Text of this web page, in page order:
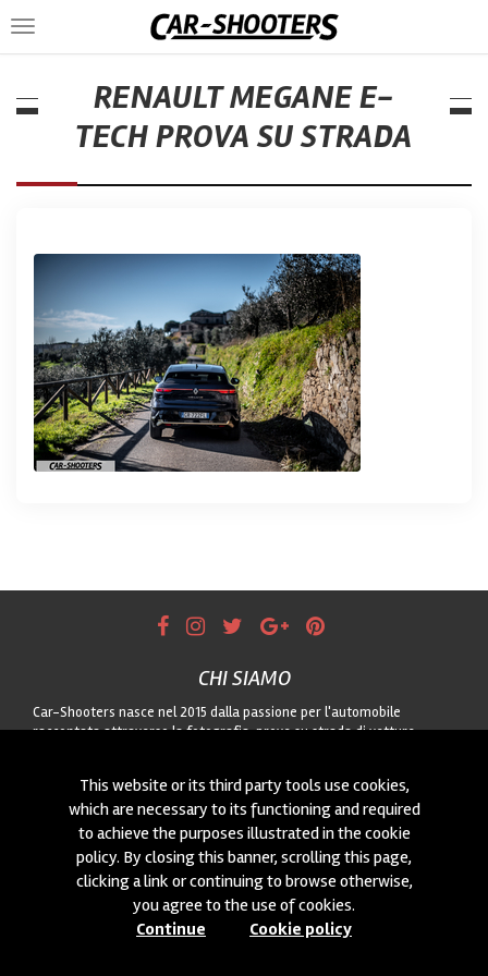
Toggle
navigation
RENAULT MEGANE E-
TECH PROVA SU STRADA
CHI SIAMO
Car-Shooters nasce nel 2015 dalla passione per l'automobile
raccontata attraverso la fotografia: prove su strada di vetture
per proporci auto da fotografare, contattateci attraverso il modulo!
CONTATTACI
Siamo sempre interessati a nuove collaborazioni o a nuove auto da
fotografare! Puoi scrivercicliccando qui!
This website or its third party tools use cookies,
which are necessary to its functioning and required
to achieve the purposes illustrated in the cookie
policy. By closing this banner, scrolling this page,
clicking a link or continuing to browse otherwise,
you agree to the use of cookies.
Continue
Cookie policy